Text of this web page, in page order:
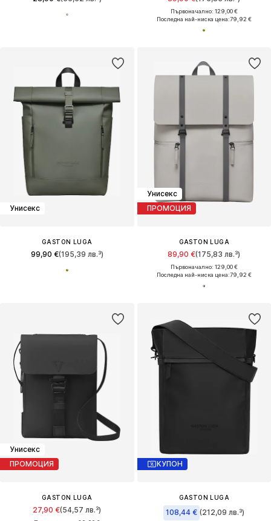
Първоначално: 129,00 €
Последна най-ниска цена:79,92 €
Унисекс
GASTON LUGA
99,90 €(195,39 лв.³)
Унисекс
ПРОМОЦИЯ
GASTON LUGA
89,90 €(175,83 лв.³)
Първоначално: 129,00 €
Последна най-ниска цена:79,92 €
Унисекс
ПРОМОЦИЯ
GASTON LUGA
27,90 €(54,57 лв.³)
КУПОН
GASTON LUGA
108,44 € (212,09 лв.³)